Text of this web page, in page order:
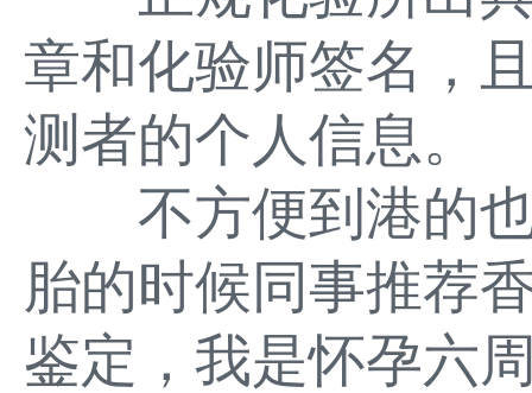
章和化验师签名，
测者的个人信息。
不方便到港的也
胎的时候同事推荐
鉴定，我是怀孕六